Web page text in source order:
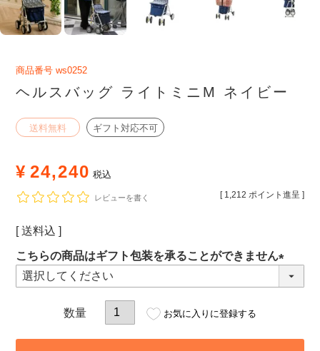
商品番号 ws0252
ヘルスバッグ ライトミニM ネイビー
送料無料 ギフト対応不可
¥ 24,240 税込
[ 1,212 ポイント進呈 ]
レビューを書く
送料込
こちらの商品はギフト包装を承ることができません
(必
お気に入りに登録する